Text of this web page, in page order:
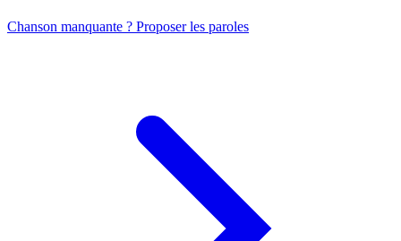
Chanson manquante ? Proposer les paroles